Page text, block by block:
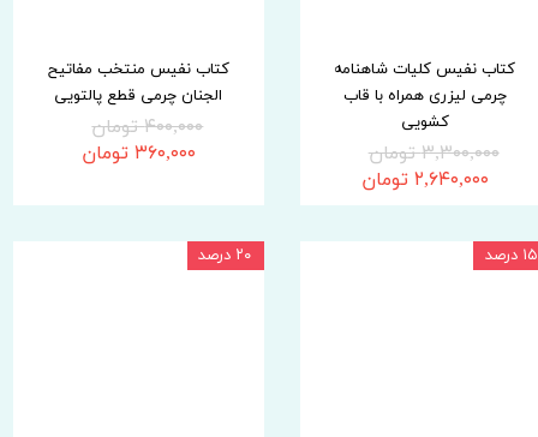
کتاب نفیس کلیات شاهنامه
چرمی لیزری همراه با قاب
کشویی
۳,۳۰۰,۰۰۰ تومان
۲,۶۴۰,۰۰۰ تومان
کتاب نفیس منتخب مفاتیح
الجنان چرمی قطع پالتویی
۴۰۰,۰۰۰ تومان
۳۶۰,۰۰۰ تومان
۱۵ درصد ۲۰ درصد